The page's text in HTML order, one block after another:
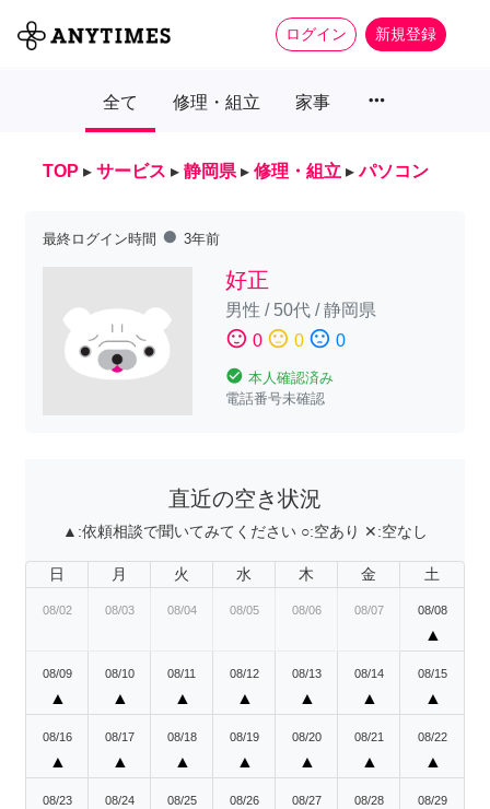
ログイン 新規登録
全て 修理・組立 家事 more_horiz
TOP ▸ サービス ▸ 静岡県 ▸ 修理・組立 ▸ パソコン
最終ログイン時間 fiber_manual_record 3年前
好正
男性 / 50代/静岡県
sentiment_satisfied 0 sentiment_neutral 0 sentiment_dissatisfied 0
check_circle 本人確認済み
電話番号未確認
直近の空き状況
▲:依頼相談で聞いてみてください ○:空あり ✕:空なし
日 月 火 水 木 金 土
08/02 08/03 08/04 08/05 08/06 08/07 08/08
▲
08/09
▲
08/10
▲
08/11
▲
08/12
▲
08/13
▲
08/14
▲
08/15
▲
08/16
▲
08/17
▲
08/18
▲
08/19
▲
08/20
▲
08/21
▲
08/22
▲
08/23 08/24 08/25 08/26 08/27 08/28 08/29